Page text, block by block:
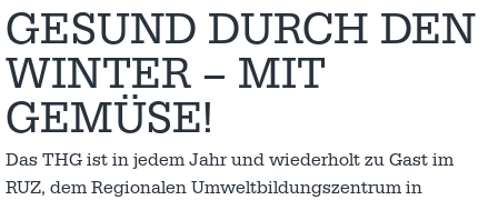
GESUND DURCH DEN
WINTER – MIT
GEMÜSE!
Das THG ist in jedem Jahr und wiederholt zu Gast im
RUZ, dem Regionalen Umweltbildungszentrum in